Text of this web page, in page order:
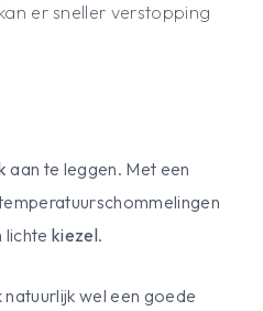
er sneller verstopping
aan te leggen. Met een
lichtekiezel.
wel een goede